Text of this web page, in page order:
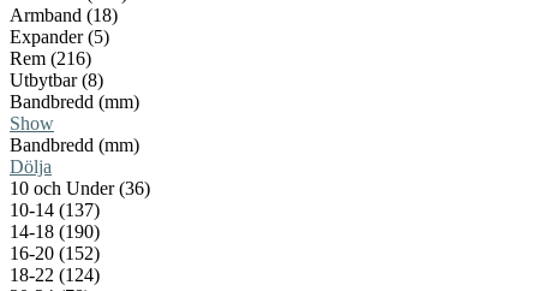
Armband (18)
Expander (5)
Rem (216)
Utbytbar (8)
Bandbredd (mm)
Show
Bandbredd (mm)
Dölja
10 och Under (36)
10-14 (137)
14-18 (190)
16-20 (152)
18-22 (124)